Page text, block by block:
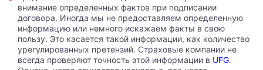
внимание определенных фактов при подписании
договора. Иногда мы не предоставляем определенную
информацию или немного искажаем факты в свою
пользу. Это касается такой информации, как количество
урегулированных претензий. Страховые компании не
всегда проверяют точность этой информации в UFG.